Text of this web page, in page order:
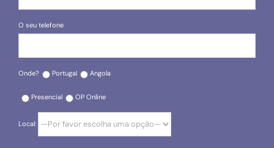
O seu telefone
Onde? Portugal Angola
Presencial OP Online
Local: